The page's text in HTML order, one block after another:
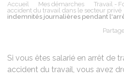
Accueil Mes démarches Travail -
accident du travail dans le secteur privé
indemnités journalières pendant
Si vous êtes salarié en arrêt de
accident du travail, vous avez